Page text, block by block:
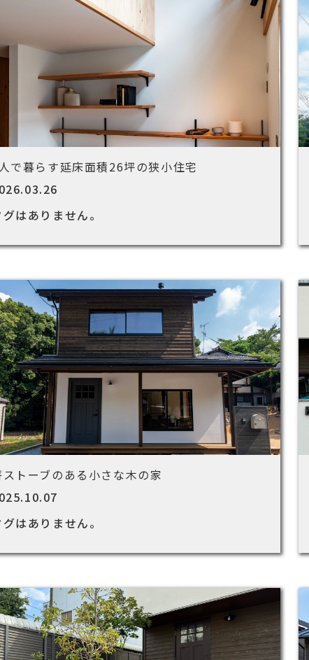
で暮らす延床面積26坪の狭小住宅
はありません。
ストーブのある小さな木の家
はありません。